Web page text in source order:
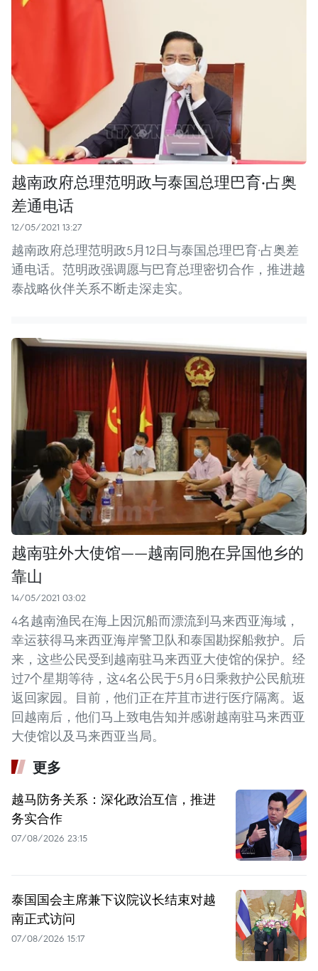
越南政府总理范明政与泰国总理巴育·占奥
差通电话
12/05/2021 13:27
越南政府总理范明政5月12日与泰国总理巴育·占奥差
通电话。范明政强调愿与巴育总理密切合作，推进越
泰战略伙伴关系不断走深走实。
越南驻外大使馆——越南同胞在异国他乡的
靠山
14/05/2021 03:02
4名越南渔民在海上因沉船而漂流到马来西亚海域，
幸运获得马来西亚海岸警卫队和泰国勘探船救护。后
来，这些公民受到越南驻马来西亚大使馆的保护。经
过7个星期等待，这4名公民于5月6日乘救护公民航班
返回家园。目前，他们正在芹苴市进行医疗隔离。返
回越南后，他们马上致电告知并感谢越南驻马来西亚
大使馆以及马来西亚当局。
更多
越马防务关系：深化政治互信，推进
务实合作
07/08/2026 23:15
泰国国会主席兼下议院议长结束对越
南正式访问
07/08/2026 15:17